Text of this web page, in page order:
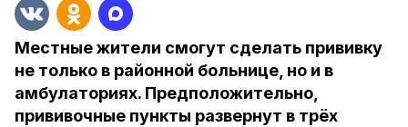
Местные жители смогут сделать прививку
не только в районной больнице, но и в
амбулаториях. Предположительно,
прививочные пункты развернут в трёх